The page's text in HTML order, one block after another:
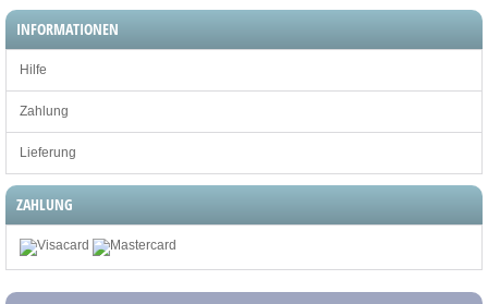
INFORMATIONEN
Hilfe
Zahlung
Lieferung
ZAHLUNG